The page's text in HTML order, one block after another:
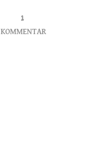
1
KOMMENTAR